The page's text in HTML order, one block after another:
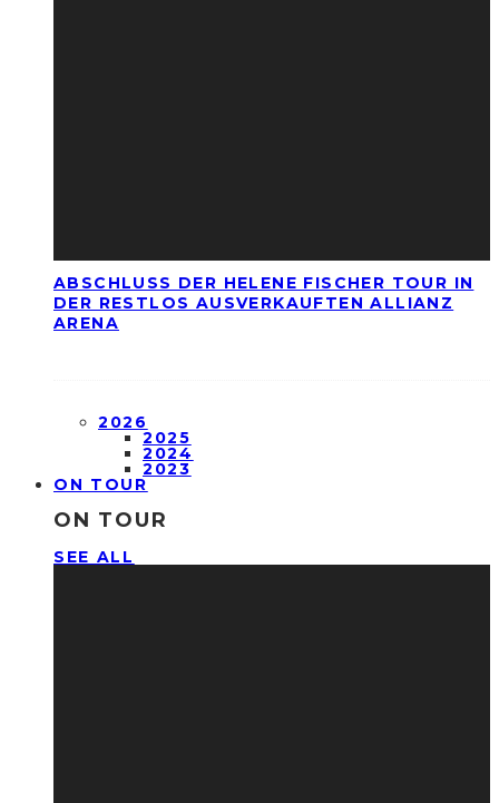
ABSCHLUSS DER HELENE FISCHER TOUR IN
DER RESTLOS AUSVERKAUFTEN ALLIANZ
ARENA
2026
2025
2024
2023
ON TOUR
ON TOUR
SEE ALL